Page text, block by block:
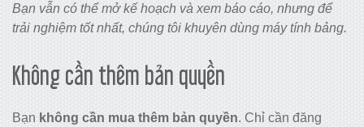
Bạn vẫn có thể mở kế hoạch và xem báo cáo, nhưng để
trải nghiệm tốt nhất, chúng tôi khuyên dùng máy tính bảng.
Không cần thêm bản quyền
Bạn không cần mua thêm bản quyền. Chỉ cần đăng